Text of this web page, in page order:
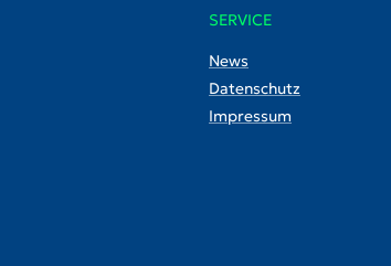
SERVICE
News
Datenschutz
Impressum